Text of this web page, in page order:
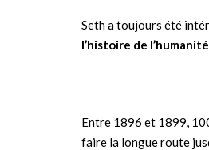
Seth a toujours été
l’histoire de l’humanité
Entre 1896 et 1899,
faire la longue route